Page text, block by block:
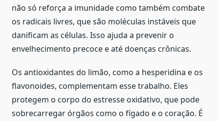
não só reforça a imunidade como também combate
os radicais livres, que são moléculas instáveis que
danificam as células. Isso ajuda a prevenir o
envelhecimento precoce e até doenças crônicas.
Os antioxidantes do limão, como a hesperidina e os
flavonoides, complementam esse trabalho. Eles
protegem o corpo do estresse oxidativo, que pode
sobrecarregar órgãos como o fígado e o coração. É